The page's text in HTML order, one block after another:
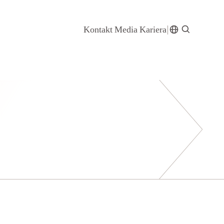
Kontakt Media Kariera